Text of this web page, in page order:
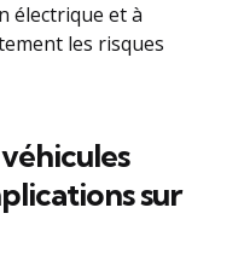
électrique et à
les risques
sur